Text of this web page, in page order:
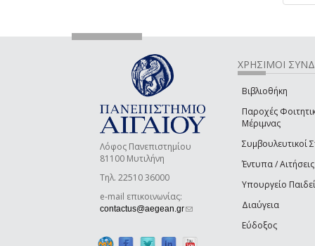
Λόφος Πανεπιστημίου
81100 Μυτιλήνη
Τηλ. 22510 36000
e-mail επικοινωνίας:
contactus@aegean.gr(link sends e-mail)
ΧΡΗΣΙΜΟΙ
Βιβλιοθήκη
Παροχές
Μέριμνας
Συμβουλευτικοί
Έντυπα / Αιτήσεις
Υπουργείο
Διαύγεια
Εύδοξος